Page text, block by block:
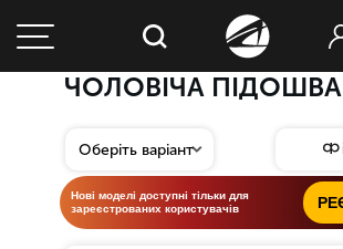
ЧОЛОВІЧА ПІДОШВА
Нові моделі доступні тільки для
зареєстрованих користувачів